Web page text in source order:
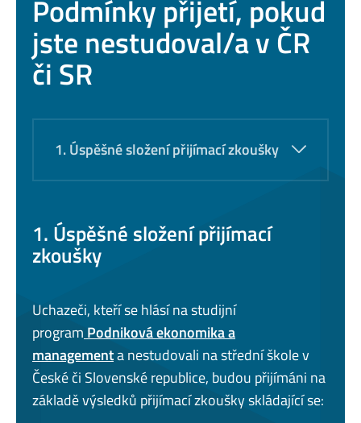
Podmínky přijetí, pokud
jste nestudoval/a v ČR
či SR
1. Úspěšné složení přijímací zkoušky
1. Úspěšné složení přijímací
zkoušky
Uchazeči, kteří se hlásí na studijní
program Podniková ekonomika a
managementa nestudovali na střední škole v
České či Slovenské republice, budou přijímáni na
základě výsledků přijímací zkoušky skládající se: